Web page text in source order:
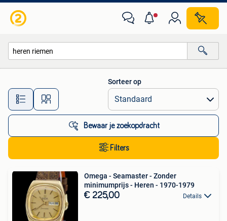
Alle afstanden…
Sorteer op
Bewaar je zoekopdracht
Filters
Omega - Seamaster - Zonder
minimumprijs - Heren - 1970-1979
€ 225,00 Details